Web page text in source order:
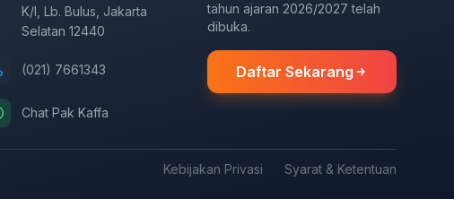
K/I, Lb. Bulus, Jakarta
Selatan 12440
(021) 7661343
Chat Pak Kaffa
tahun ajaran 2026/2027 telah
dibuka.
Daftar Sekarang
Kebijakan Privasi Syarat & Ketentuan